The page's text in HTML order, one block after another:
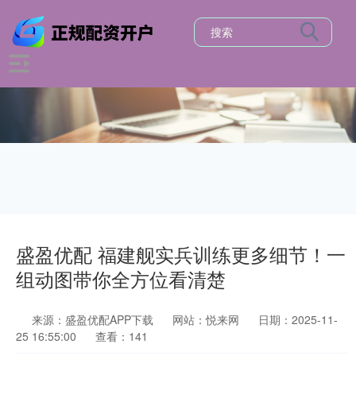
盛盈优配 福建舰实兵训练更多细节！一
组动图带你全方位看清楚
来源：盛盈优配APP下载 网站：悦来网
日期：2025-11-
25 16:55:00
查看：141